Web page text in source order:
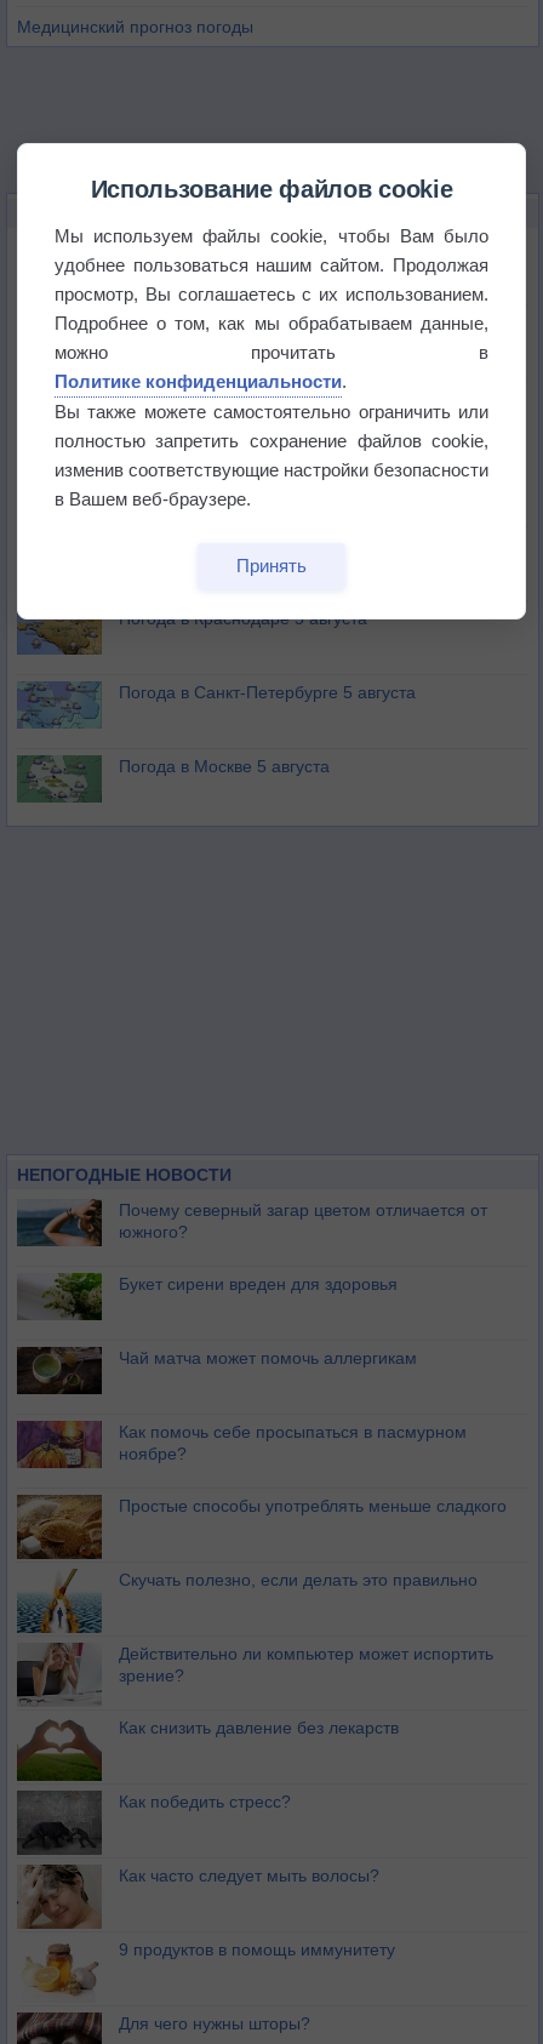
Медицинский прогноз погоды
Дневная температура воздуха в ОАЭ превысила
+51°
Европейские столицы бьют рекорды жары
Впервые за 155 лет в Лондоне в течение месяца
не выпадал дождь
Лето продолжит щедро раздавать своё тепло!
Погода в Краснодаре 5 августа
Погода в Санкт-Петербурге 5 августа
Погода в Москве 5 августа
НЕПОГОДНЫЕ НОВОСТИ
Почему северный загар цветом отличается от
южного?
Букет сирени вреден для здоровья
Чай матча может помочь аллергикам
Как помочь себе просыпаться в пасмурном
ноябре?
Простые способы употреблять меньше сладкого
Скучать полезно, если делать это правильно
Действительно ли компьютер может испортить
зрение?
Как снизить давление без лекарств
Как победить стресс?
Как часто следует мыть волосы?
9 продуктов в помощь иммунитету
Для чего нужны шторы?
Использование файлов cookie
Мы используем файлы cookie, чтобы Вам было
удобнее пользоваться нашим сайтом. Продолжая
просмотр, Вы соглашаетесь с их использованием.
Подробнее о том, как мы обрабатываем данные,
можно прочитать в
Политике конфиденциальности.
Вы также можете самостоятельно ограничить или
полностью запретить сохранение файлов cookie,
изменив соответствующие настройки безопасности
в Вашем веб-браузере.
Принять